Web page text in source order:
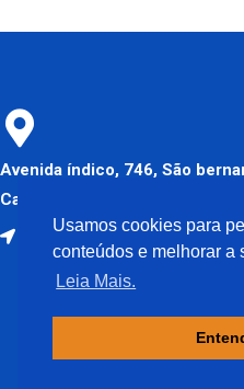
Usamos cookies para
conteúdos e melhorar a
Leia Mais.
Avenida índico, 746, São
Campo – SP
Como chegar